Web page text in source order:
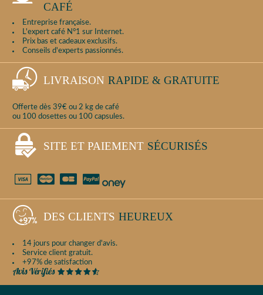
CAFÉ
Entreprise française.
L'expert café N°1 sur Internet.
Prix bas et cadeaux exclusifs.
Conseils d'experts passionnés.
LIVRAISON RAPIDE & GRATUITE
Offerte dès 39€ ou 2 kg de café
ou 100 dosettes ou 100 capsules.
SITE ET PAIEMENT SÉCURISÉS
DES CLIENTS HEUREUX
14 jours pour changer d'avis.
Service client gratuit.
+97% de satisfaction